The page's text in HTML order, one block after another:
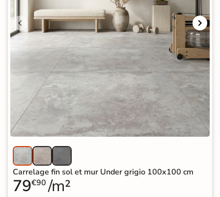
Carrelage fin sol et mur Under grigio 100x100 cm
79€90 /m²